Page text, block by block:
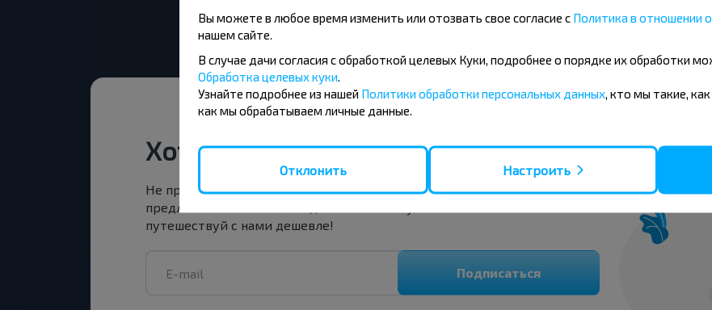
Хотите путешествовать дешевле?
Не пропусти специальные акции, скидки и другие интересные
предложения INFOBUS. Подпишись на получение новостей и
путешествуй с нами дешевле!
Подписаться
Вы можете в любое время изменить или отозвать свое согласие с Политика в отношении
нашем сайте.
В случае дачи согласия с обработкой целевых Куки, подробнее о порядке их обработки
Обработка целевых куки
Узнайте подробнее из нашей Политики обработки персональных данных , кто мы такие,
как мы обрабатываем личные данные.
Отклонить Настроить